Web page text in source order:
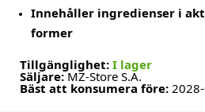
Innehåller ingredienser i
former
Tillgänglighet: I lager
Säljare: MZ-Store S.A.
Bäst att konsumera före: